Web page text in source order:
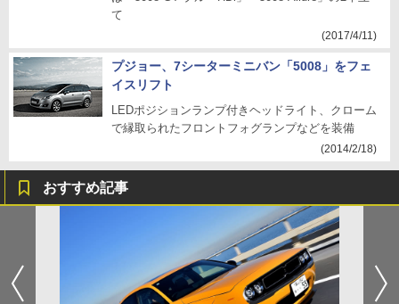
て
(2017/4/11)
プジョー、7シーターミニバン「5008」をフェ
イスリフト
LEDポジションランプ付きヘッドライト、クローム
で縁取られたフロントフォグランプなどを装備
(2014/2/18)
おすすめ記事